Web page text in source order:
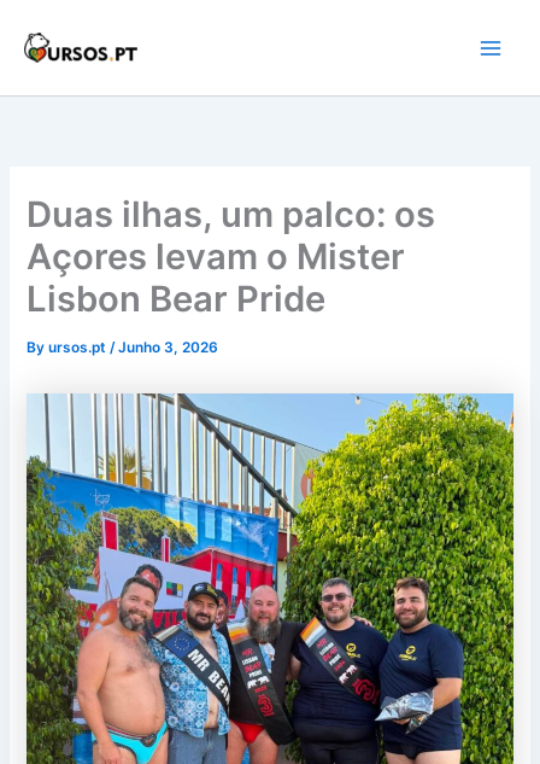
Duas ilhas, um palco: os
Açores levam o Mister
Lisbon Bear Pride
Byursos.pt/Junho 3, 2026